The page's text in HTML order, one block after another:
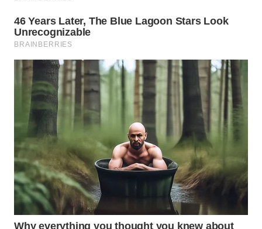
WN
TEBING
TINGGI
WN
PAKPAK
KARAWANG
WN
BEKASI
WN
BOGOR